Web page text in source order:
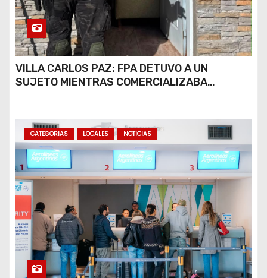
VILLA CARLOS PAZ: FPA DETUVO A UN
SUJETO MIENTRAS COMERCIALIZABA
CATEGORIAS LOCALES NOTICIAS